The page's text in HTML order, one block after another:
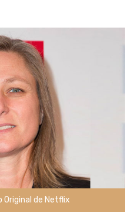
Original de Netflix